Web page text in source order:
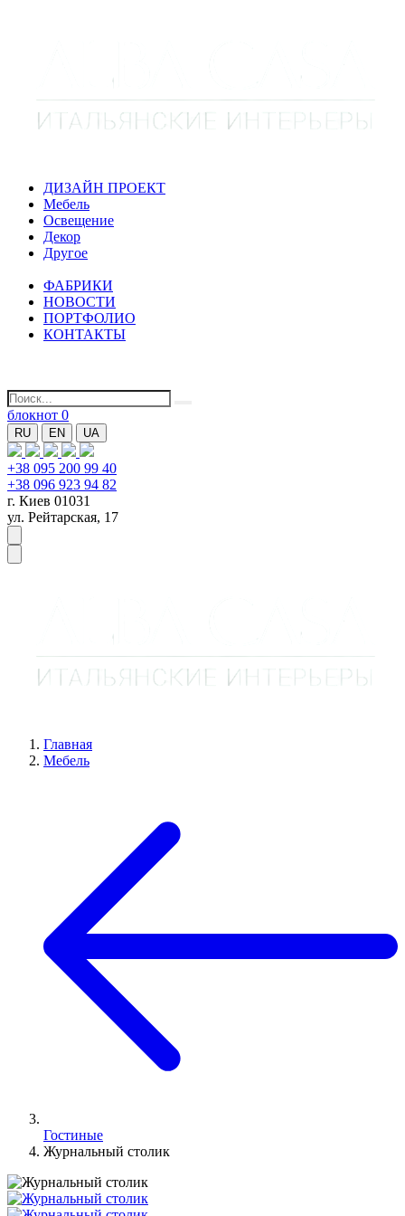
ДИЗАЙН ПРОЕКТ
Мебель
Освещение
Декор
Другое
ФАБРИКИ
НОВОСТИ
ПОРТФОЛИО
КОНТАКТЫ
блокнот 0
RU EN UA
+38 095 200 99 40
+38 096 923 94 82
г. Киев 01031
ул. Рейтарская, 17
Главная
Мебель
Гостиные
Журнальный столик